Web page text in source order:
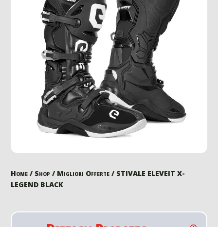
Home / Shop / Migliori Offerte / STIVALE ELEVEIT X-
LEGEND BLACK